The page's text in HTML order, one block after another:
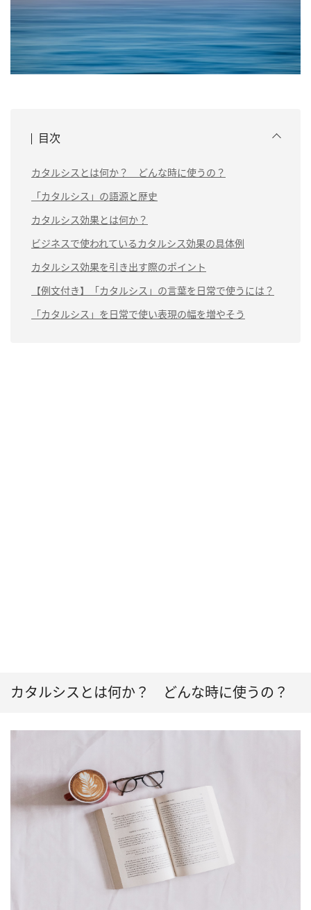
目次
カタルシスとは何か？ どんな時に使うの？
「カタルシス」の語源と歴史
カタルシス効果とは何か？
ビジネスで使われているカタルシス効果の具体例
カタルシス効果を引き出す際のポイント
【例文付き】「カタルシス」の言葉を日常で使うには？
「カタルシス」を日常で使い表現の幅を増やそう
カタルシスとは何か？ どんな時に使うの？